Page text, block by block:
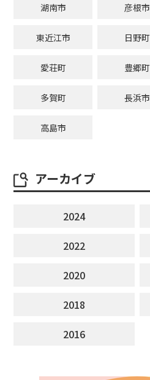
湖南市 彦根市
東近江市 日野町
愛荘町 豊郷町
多賀町 長浜市
高島市
アーカイブ
2024
2022
2020
2018
2016